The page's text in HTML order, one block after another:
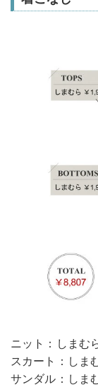
ニット：しまむ
スカート：しま
サンダル：しま